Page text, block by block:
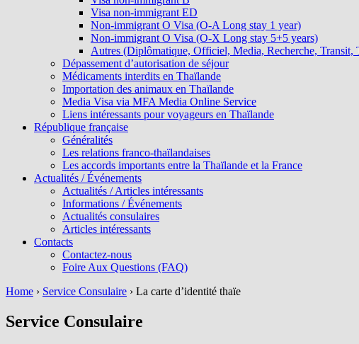
Visa non-immigrant ED
Non-immigrant O Visa (O-A Long stay 1 year)
Non-immigrant O Visa (O-X Long stay 5+5 years)
Autres (Diplômatique, Officiel, Media, Recherche, Transit,
Dépassement d’autorisation de séjour
Médicaments interdits en Thaïlande
Importation des animaux en Thaïlande
Media Visa via MFA Media Online Service
Liens intéressants pour voyageurs en Thaïlande
République française
Généralités
Les relations franco-thaïlandaises
Les accords importants entre la Thaïlande et la France
Actualités / Événements
Actualités / Articles intéressants
Informations / Événements
Actualités consulaires
Articles intéressants
Contacts
Contactez-nous
Foire Aux Questions (FAQ)
Home › Service Consulaire › La carte d’identité thaïe
Service Consulaire